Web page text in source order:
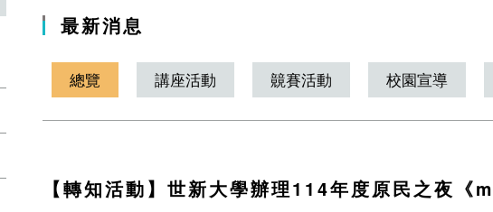
最新消息
總覽 講座活動 竸賽活動 校園宣導
【轉知活動】世新大學辦理114年度原民之夜《